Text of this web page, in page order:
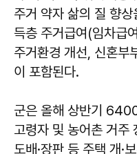
주거 약자 삶의 질 향
득층 주거급여(임차급
주거환경 개선, 신혼부
이 포함된다.
군은 올해 상반기
고령자 및 농어촌 거주
도배·장판 등 주택 개·